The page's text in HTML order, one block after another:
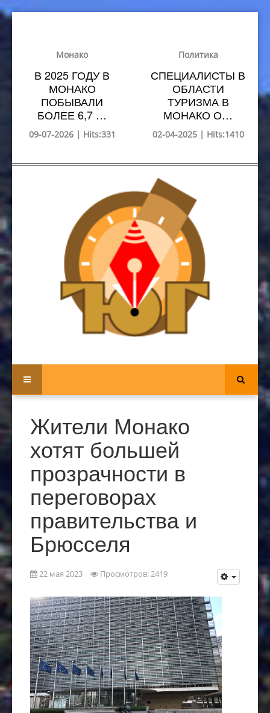
Монако
В 2025 ГОДУ В
МОНАКО
ПОБЫВАЛИ
БОЛЕЕ 6,7 …
09-07-2026 | Hits:331
Политика
СПЕЦИАЛИСТЫ В
ОБЛАСТИ
ТУРИЗМА В
МОНАКО О…
02-04-2025 | Hits:1410
Жители Монако
хотят большей
прозрачности в
переговорах
правительства и
Брюсселя
22 мая 2023 Просмотров: 2419